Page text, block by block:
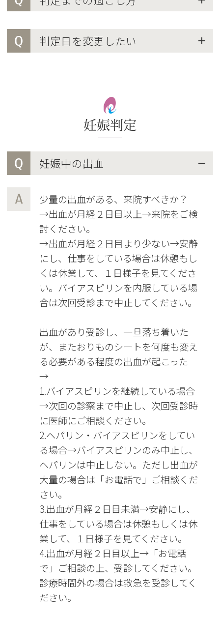
Q 判定日を変更したい
妊娠判定
Q 妊娠中の出血
A
少量の出血がある、来院すべきか？
→出血が月経２日目以上→来院をご検
討ください。
→出血が月経２日目より少ない→安静
にし、仕事をしている場合は休憩もし
くは休業して、１日様子を見てくださ
い。バイアスピリンを内服している場
合は次回受診まで中止してください。
出血があり受診し、一旦落ち着いた
が、またおりものシートを何度も変え
る必要がある程度の出血が起こった
→
1.バイアスピリンを継続している場合
→次回の診察まで中止し、次回受診時
に医師にご相談ください。
2.ヘパリン・バイアスピリンをしてい
る場合→バイアスピリンのみ中止し、
ヘパリンは中止しない。ただし出血が
大量の場合は「お電話で」ご相談くだ
さい。
3.出血が月経２日目未満→安静にし、
仕事をしている場合は休憩もしくは休
業して、１日様子を見てください。
4.出血が月経２日目以上→「お電話
で」ご相談の上、受診してください。
診療時間外の場合は救急を受診してく
ださい。